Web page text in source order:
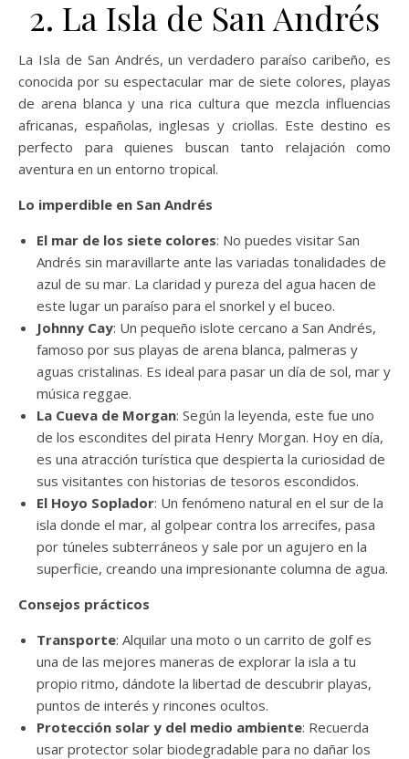
2. La Isla de San Andrés
La Isla de San Andrés, un verdadero paraíso caribeño, es
conocida por su espectacular mar de siete colores, playas
de arena blanca y una rica cultura que mezcla influencias
africanas, españolas, inglesas y criollas. Este destino es
perfecto para quienes buscan tanto relajación como
aventura en un entorno tropical.
Lo imperdible en San Andrés
El mar de los siete colores: No puedes visitar San
Andrés sin maravillarte ante las variadas tonalidades de
azul de su mar. La claridad y pureza del agua hacen de
este lugar un paraíso para el snorkel y el buceo.
Johnny Cay: Un pequeño islote cercano a San Andrés,
famoso por sus playas de arena blanca, palmeras y
aguas cristalinas. Es ideal para pasar un día de sol, mar y
música reggae.
La Cueva de Morgan: Según la leyenda, este fue uno
de los escondites del pirata Henry Morgan. Hoy en día,
es una atracción turística que despierta la curiosidad de
sus visitantes con historias de tesoros escondidos.
El Hoyo Soplador: Un fenómeno natural en el sur de la
isla donde el mar, al golpear contra los arrecifes, pasa
por túneles subterráneos y sale por un agujero en la
superficie, creando una impresionante columna de agua.
Consejos prácticos
Transporte: Alquilar una moto o un carrito de golf es
una de las mejores maneras de explorar la isla a tu
propio ritmo, dándote la libertad de descubrir playas,
puntos de interés y rincones ocultos.
Protección solar y del medio ambiente: Recuerda
usar protector solar biodegradable para no dañar los